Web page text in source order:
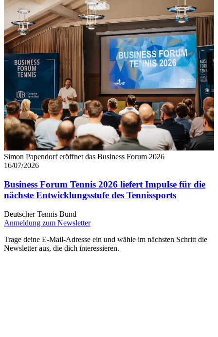
Simon Papendorf eröffnet das Business Forum 2026
16/07/2026
Business Forum Tennis 2026 liefert Impulse für die
nächste Entwicklungsstufe des Tennissports
Deutscher Tennis Bund
Anmeldung zum Newsletter
Trage deine E-Mail-Adresse ein und wähle im nächsten Schritt die
Newsletter aus, die dich interessieren.